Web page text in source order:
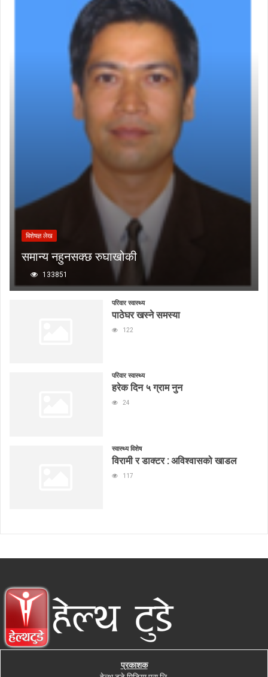
बिशेषज्ञ लेख
समान्य नहुनसक्छ रुघाखोकी
133851
परिवार स्वास्थ्य
पाठेघर खस्ने समस्या
122
परिवार स्वास्थ्य
हरेक दिन ५ ग्राम नुन
24
स्वास्थ्य विशेष
विरामी र डाक्टर : अविश्वासको खाडल
117
प्रकाशक